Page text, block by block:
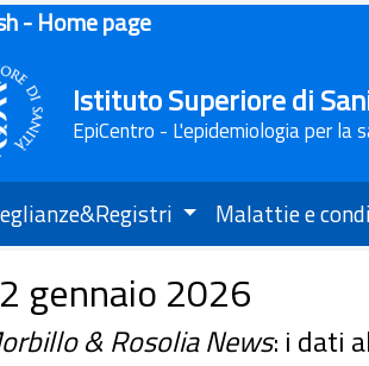
- Home page
Istituto Superiore di
EpiCentro - L'epidemiologia per la
Malattie e
gennaio 2026
& Rosolia News: i dati